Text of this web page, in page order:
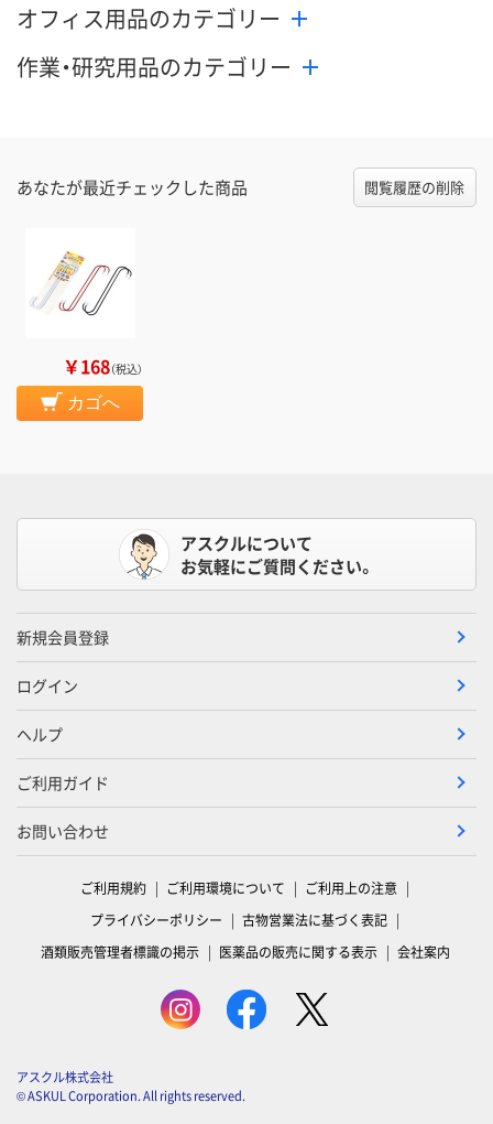
オフィス用品のカテゴリー
作業・研究用品のカテゴリー
あなたが最近チェックした商品 閲覧履歴の削除
￥168（税込）
カゴへ
アスクルについて
お気軽にご質問ください。
新規会員登録
ログイン
ヘルプ
ご利用ガイド
お問い合わせ
ご利用規約 ご利用環境について
ご利用上の注意
プライバシーポリシー
古物営業法に基づく表記
酒類販売管理者標識の掲示
医薬品の販売に関する表示 会社案内
アスクル株式会社
© ASKUL Corporation. All rights reserved.